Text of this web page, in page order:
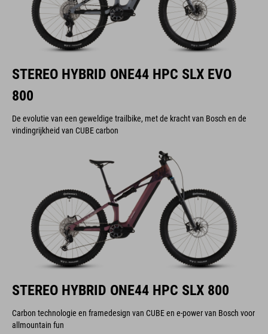
STEREO HYBRID ONE44 HPC SLX EVO
800
De evolutie van een geweldige trailbike, met de kracht van Bosch en de
vindingrijkheid van CUBE carbon
STEREO HYBRID ONE44 HPC SLX 800
Carbon technologie en framedesign van CUBE en e-power van Bosch voor
allmountain fun